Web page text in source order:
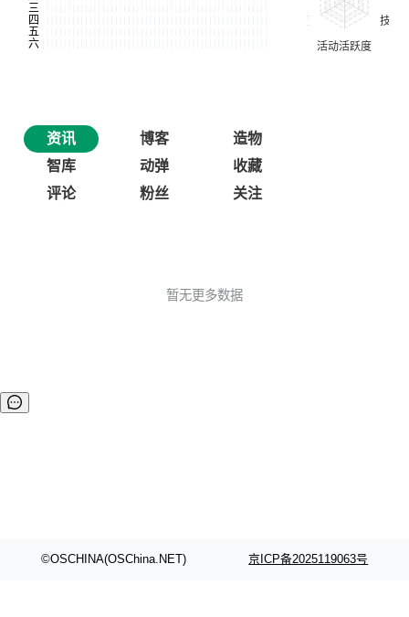
资讯 博客
造物
智库
动弹
收藏
评论
粉丝 关注
暂无更多数据
©OSCHINA(OSChina.NET) 京ICP备2025119063号